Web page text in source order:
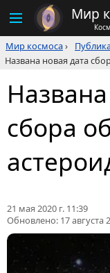
Мир
Мир космоса›
Названа новая дата
сбора
21 мая 2020 г. 11:39
Обновлено: 17 августа